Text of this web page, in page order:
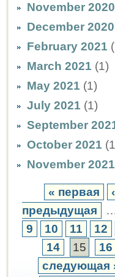
November 2020
December 2020
February 2021
March 2021 (1)
May 2021 (1)
July 2021 (1)
September
October 2021
November 2021
« первая
‹
предыдущая
9
10 11 12
14
15
16
следующая